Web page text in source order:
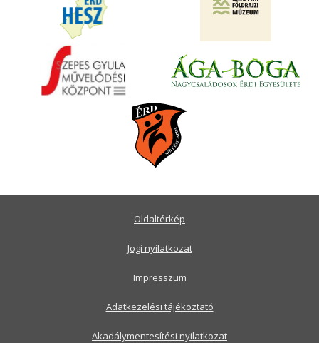
Oldaltérkép
Jogi nyilatkozat
Impresszum
Adatkezelési tájékoztató
Akadálymentesítési nyilatkozat